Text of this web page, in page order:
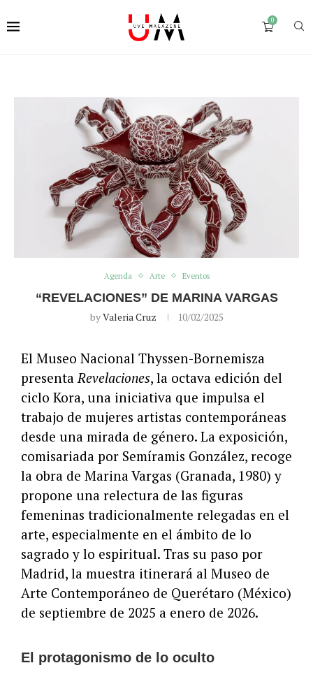
0
Agenda Arte Eventos
“REVELACIONES” DE MARINA VARGAS
byValeria Cruz 10/02/2025
El Museo Nacional Thyssen-Bornemisza
presenta Revelaciones, la octava edición del
ciclo Kora, una iniciativa que impulsa el
trabajo de mujeres artistas contemporáneas
desde una mirada de género. La exposición,
comisariada por Semíramis González, recoge
la obra de Marina Vargas (Granada, 1980) y
propone una relectura de las figuras
femeninas tradicionalmente relegadas en el
arte, especialmente en el ámbito de lo
sagrado y lo espiritual. Tras su paso por
Madrid, la muestra itinerará al Museo de
Arte Contemporáneo de Querétaro (México)
de septiembre de 2025 a enero de 2026.
El protagonismo de lo oculto